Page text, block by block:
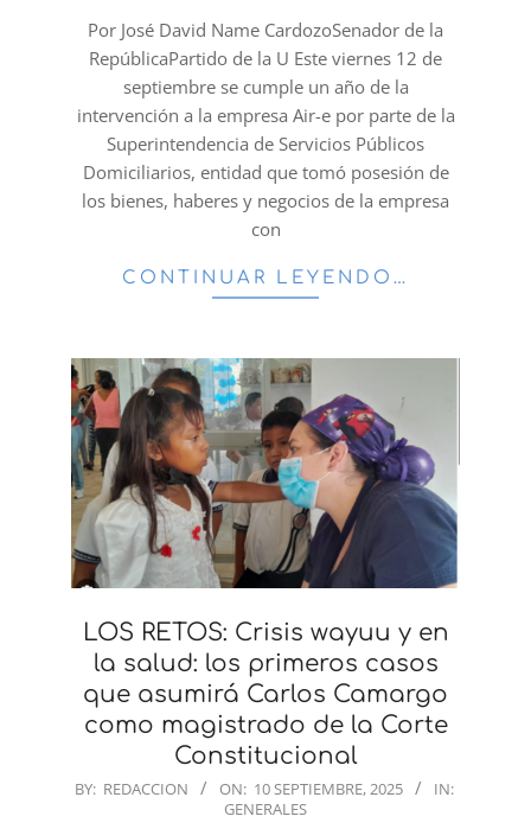
10Por José David Name CardozoSenador de la
RepúblicaPartido de la U Este viernes 12 de
septiembre se cumple un año de la
intervención a la empresa Air-e por parte de la
Superintendencia de Servicios Públicos
Domiciliarios, entidad que tomó posesión de
los bienes, haberes y negocios de la empresa
con
CONTINUAR LEYENDO…
LOS RETOS: Crisis wayuu y en
la salud: los primeros casos
que asumirá Carlos Camargo
como magistrado de la Corte
Constitucional
2025-
BY: REDACCION ON: 10 SEPTIEMBRE, 2025
IN:
GENERALES